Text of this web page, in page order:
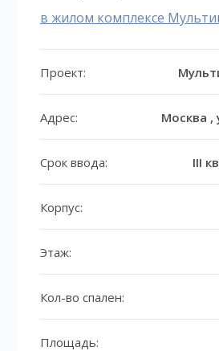
в жилом комплексе
Проект:
Адрес: Москва ,
Срок ввода: III
Корпус:
Этаж:
Кол-во спален:
Площадь: